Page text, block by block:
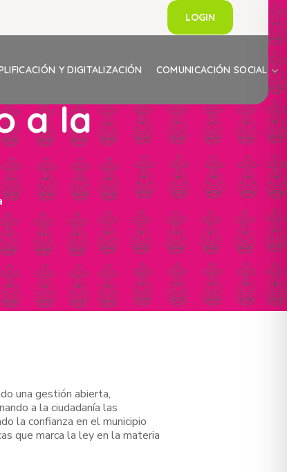
LOGIN
Y DIGITALIZACIÓN COMUNICACIÓN SOCIAL
a la
una gestión abierta,
a la ciudadanía las
la confianza en el municipio
que marca la ley en la materia